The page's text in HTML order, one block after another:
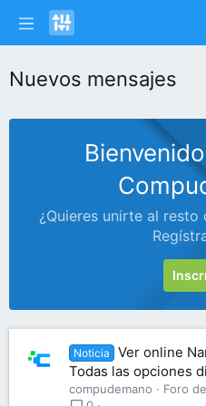
Nuevos mensajes
¿Quieres unirte al resto
Noticia
Ver online
Todas las opciones
compudemano
Foro